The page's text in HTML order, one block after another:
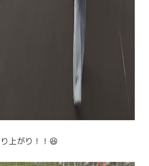
上がり！！😆